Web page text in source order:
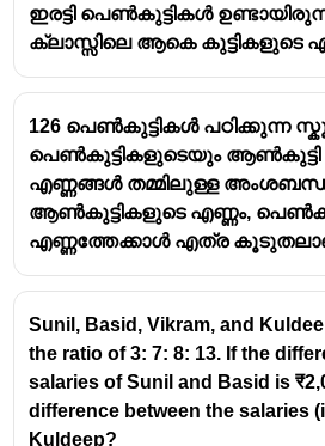
ഇരട്ടി പെൺകുട്ടികൾ
ക്ലാസ്സിലെ ആകെ കുട്ടികളുടെ
126 പെൺകുട്ടികൾ പഠിക്കുന്ന
പെൺകുട്ടികളുടെയും
എണ്ണങ്ങൾ തമ്മിലുള്ള
ആൺകുട്ടികളുടെ എണ്ണം,
എണ്ണത്തേക്കാൾ എത്ര
Sunil, Basid, Vikram, and
the ratio of 3: 7: 8: 13. If the
salaries of Sunil and Basid is
difference between the salaries
Kuldeep?